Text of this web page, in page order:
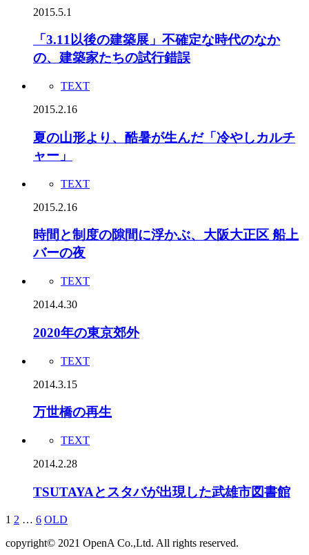
2015.5.1
「3.11以後の建築展」不確定な時代のなか
の、建築家たちの試行錯誤
TEXT
2015.2.16
夏の山形より、酷暑が生んだ「冷やしカルチ
ャー」
TEXT
2015.2.16
時間と制度の隙間に浮かぶ、大阪大正区 船上
バーの夜
TEXT
2014.4.30
2020年の東京郊外
TEXT
2014.3.15
万世橋の再生
TEXT
2014.2.28
TSUTAYAとスタバが出現した武雄市図書館
1 2 … 6 OLD
copyright© 2021 OpenA Co.,Ltd. All rights reserved.